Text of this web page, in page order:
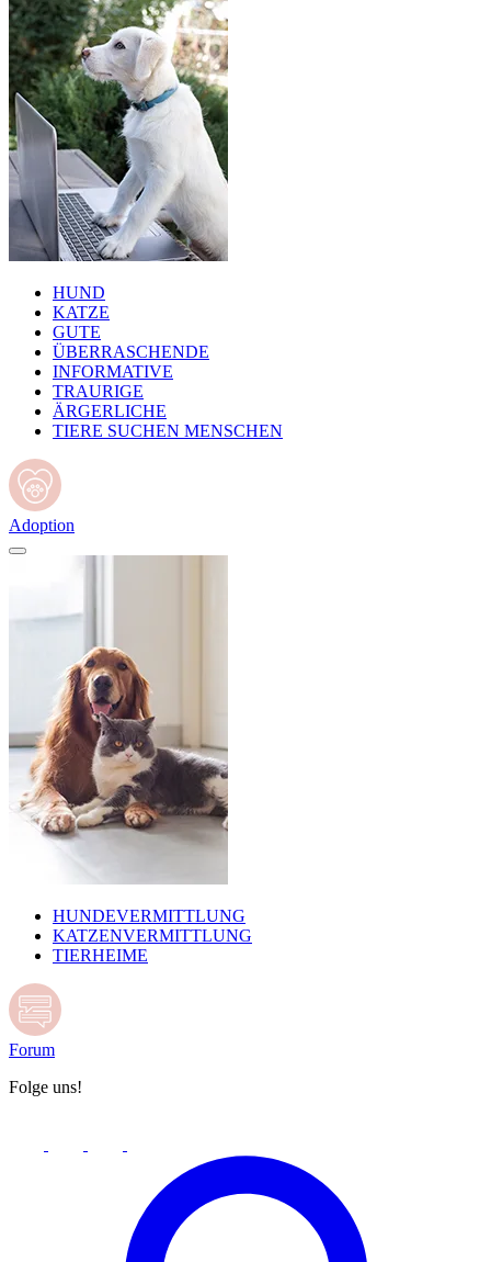
HUND
KATZE
GUTE
ÜBERRASCHENDE
INFORMATIVE
TRAURIGE
ÄRGERLICHE
TIERE SUCHEN MENSCHEN
Adoption
HUNDEVERMITTLUNG
KATZENVERMITTLUNG
TIERHEIME
Forum
Folge uns!